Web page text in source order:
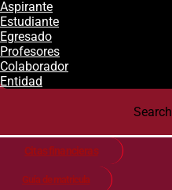
Aspirante
Estudiante
Egresado
Profesores
Colaborador
Entidad
Search
Citas financieras
Guía de matricula